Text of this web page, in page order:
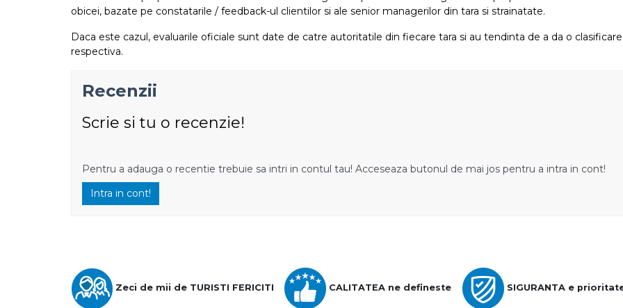
obicei, bazate pe constatarile / feedback-ul clientilor si ale senior managerilor din tara si strainatate.
Daca este cazul, evaluarile oficiale sunt date de catre autoritatile din fiecare tara si au tendinta de a da o
respectiva.
Recenzii
Scrie si tu o recenzie!
Pentru a adauga o recentie trebuie sa intri in contul tau! Acceseaza butonul de mai jos pentru a intra in cont!
Intra in cont!
Zeci de mii de TURISTI FERICITI CALITATEA ne defineste SIGURANTA e